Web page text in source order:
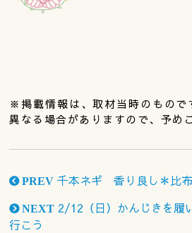
※掲載情報は、取材当時のもので
異なる場合がありますので、予め
PREV 千本ネギ 香り良し＊比
NEXT 2/12（日）かんじきを履
行こう